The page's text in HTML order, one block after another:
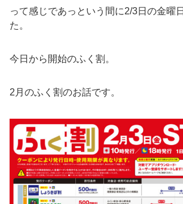
って感じであっという間に2/3日の金曜
た。
今日から開始のふく割。
2月のふく割のお話です。